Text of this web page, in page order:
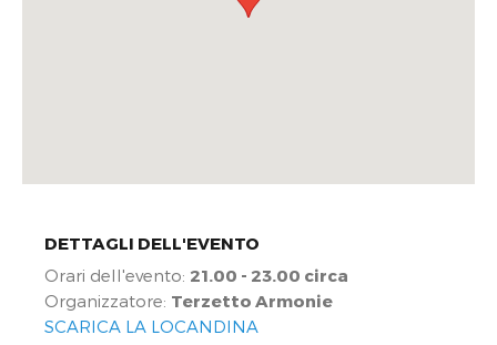
DETTAGLI DELL'EVENTO
Orari dell'evento: 21.00 - 23.00 circa
Organizzatore: Terzetto Armonie
SCARICA LA LOCANDINA